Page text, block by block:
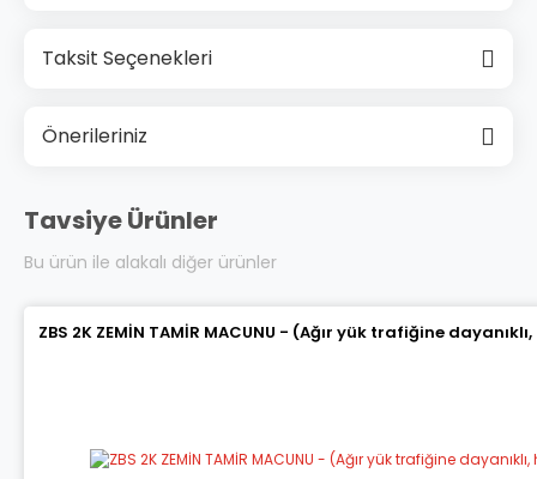
Taksit Seçenekleri
Önerileriniz
Tavsiye Ürünler
Bu ürün ile alakalı diğer ürünler
ZBS 2K ZEMİN TAMİR MACUNU - (Ağır yük trafiğine